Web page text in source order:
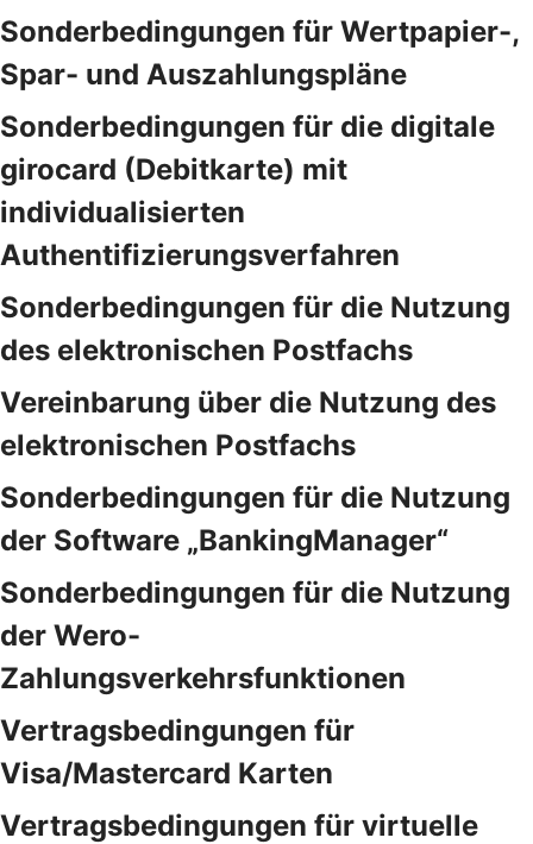
Sonderbedingungen für Wertpapier-,
Spar- und Auszahlungspläne
Sonderbedingungen für die digitale
girocard (Debitkarte) mit
individualisierten
Authentifizierungsverfahren
Sonderbedingungen für die Nutzung
des elektronischen Postfachs
Vereinbarung über die Nutzung des
elektronischen Postfachs
Sonderbedingungen für die Nutzung
der Software „BankingManager“
Sonderbedingungen für die Nutzung
der Wero-
Zahlungsverkehrsfunktionen
Vertragsbedingungen für
Visa/Mastercard Karten
Vertragsbedingungen für virtuelle